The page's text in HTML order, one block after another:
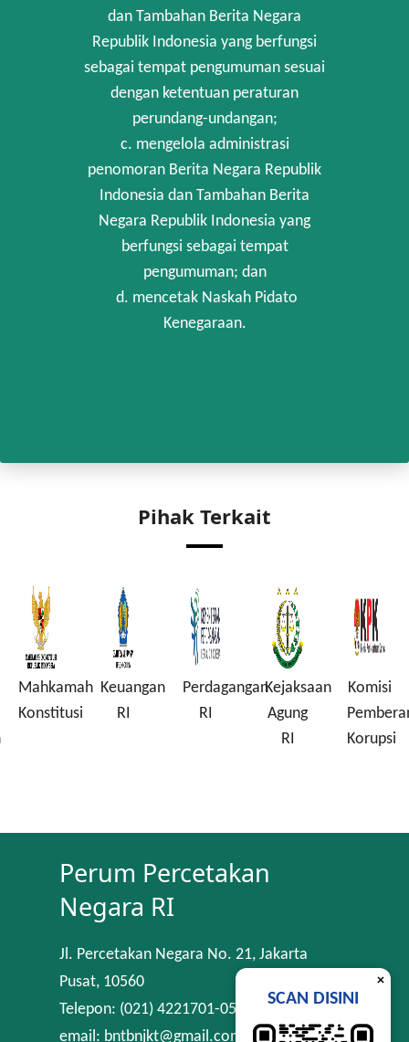
dan Tambahan Berita Negara
Republik Indonesia yang berfungsi
sebagai tempat pengumuman sesuai
dengan ketentuan peraturan
perundang-undangan;
c. mengelola administrasi
penomoran Berita Negara Republik
Indonesia dan Tambahan Berita
Negara Republik Indonesia yang
berfungsi sebagai tempat
pengumuman; dan
d. mencetak Naskah Pidato
Kenegaraan.
Pihak Terkait
Mahkamah
Konstitusi
Keuangan
RI
Perdagangan
RI
Kejaksaan
Agung
RI
Komisi
Korupsi
Perum Percetakan
Negara RI
Jl. Percetakan Negara No. 21, Jakarta
Pusat, 10560
Telepon: (021) 4221701-05
email: bntbnjkt@gmail.com
×
SCAN DISINI